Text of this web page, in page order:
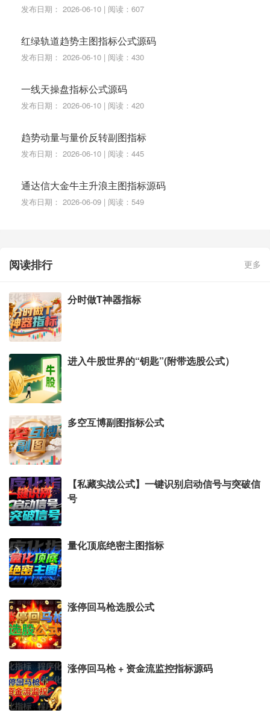
发布日期： 2026-06-10 | 阅读：607
红绿轨道趋势主图指标公式源码
发布日期： 2026-06-10 | 阅读：430
一线天操盘指标公式源码
发布日期： 2026-06-10 | 阅读：420
趋势动量与量价反转副图指标
发布日期： 2026-06-10 | 阅读：445
通达信大金牛主升浪主图指标源码
发布日期： 2026-06-09 | 阅读：549
阅读排行 更多
分时做T神器指标
进入牛股世界的“钥匙”(附带选股公式）
多空互博副图指标公式
【私藏实战公式】一键识别启动信号与突破信
号
量化顶底绝密主图指标
涨停回马枪选股公式
涨停回马枪 + 资金流监控指标源码